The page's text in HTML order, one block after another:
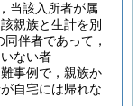
当該入所者が属
親族と生計を別
伴者であって，
ない者
事例で，親族か
自宅には帰れな